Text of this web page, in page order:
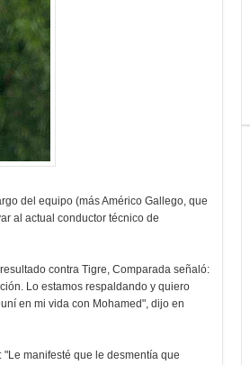
del equipo (más Américo Gallego, que
al actual conductor técnico de
contra Tigre, Comparada señaló:
Lo estamos respaldando y quiero
en mi vida con Mohamed", dijo en
manifesté que le desmentía que